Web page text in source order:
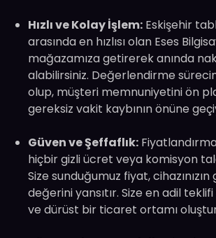
Hızlı ve Kolay İşlem: Eskişehir
arasında en hızlısı olan Eses
mağazamıza getirerek anında
alabilirsiniz. Değerlendirme
olup, müşteri memnuniyetini ön
gereksiz vakit kaybının önüne
Güven ve Şeffaflık:
hiçbir gizli ücret veya komisyon
Size sunduğumuz fiyat,
değerini yansıtır. Size en adil
ve dürüst bir ticaret ortamı